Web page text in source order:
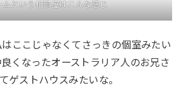
ムという相部屋はこんな感じ
はここじゃなくてさっきの個室みたい
くなったオーストラリア人のお兄さ
ゲストハウスみたいな。